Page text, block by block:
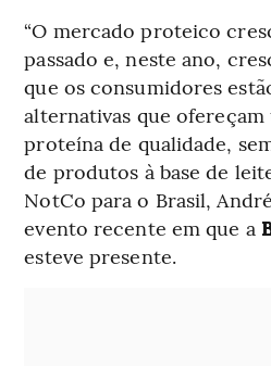
“O mercado proteico
passado e, neste ano,
que os consumidores
alternativas que ofereçam
proteína de qualidade,
de produtos à base de
NotCo para o Brasil,
evento recente em que a
esteve presente.